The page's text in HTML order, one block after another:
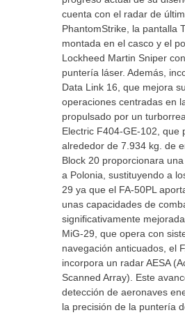
cuenta con el radar de
PhantomStrike, la pantalla
montada en el casco y el
Lockheed Martin Sniper
puntería láser. Además,
Data Link 16, que mejora
operaciones centradas en
propulsado por un
Electric F404-GE-102, que
alrededor de 7.934 kg. de
Block 20 proporcionara una
a Polonia, sustituyendo a
29 ya que el FA-50PL
unas capacidades de
significativamente
MiG-29, que opera con
navegación anticuados, el
incorpora un radar AESA
Scanned Array). Este
detección de aeronaves
la precisión de la puntería